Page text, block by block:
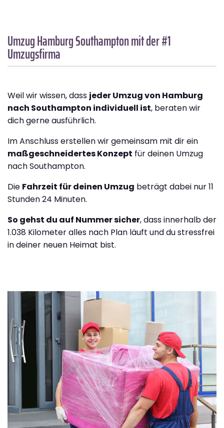
Umzug HamburgSouthamptonmit der #1
Umzugsfirma
Weil wir wissen, dass jeder Umzug von Hamburg
nach Southampton individuell ist, beraten wir
dich gerne ausführlich.
Im Anschluss erstellen wir gemeinsam mit dir ein
maßgeschneidertes Konzept für deinen Umzug
nach Southampton.
Die Fahrzeit für deinen Umzug beträgt dabei nur 11
Stunden 24 Minuten.
So gehst du auf Nummer sicher, dass innerhalb der
1.038 Kilometer alles nach Plan läuft und du stressfrei
in deiner neuen Heimat bist.